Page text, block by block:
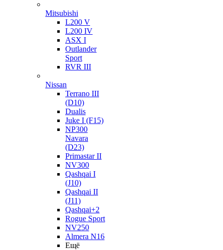
Mitsubishi
L200 V
L200 IV
ASX I
Outlander
Sport
RVR III
Nissan
Terrano III
(D10)
Dualis
Juke I (F15)
NP300
Navara
(D23)
Primastar II
NV300
Qashqai I
(J10)
Qashqai II
(J11)
Qashqai+2
Rogue Sport
NV250
Almera N16
Ещё